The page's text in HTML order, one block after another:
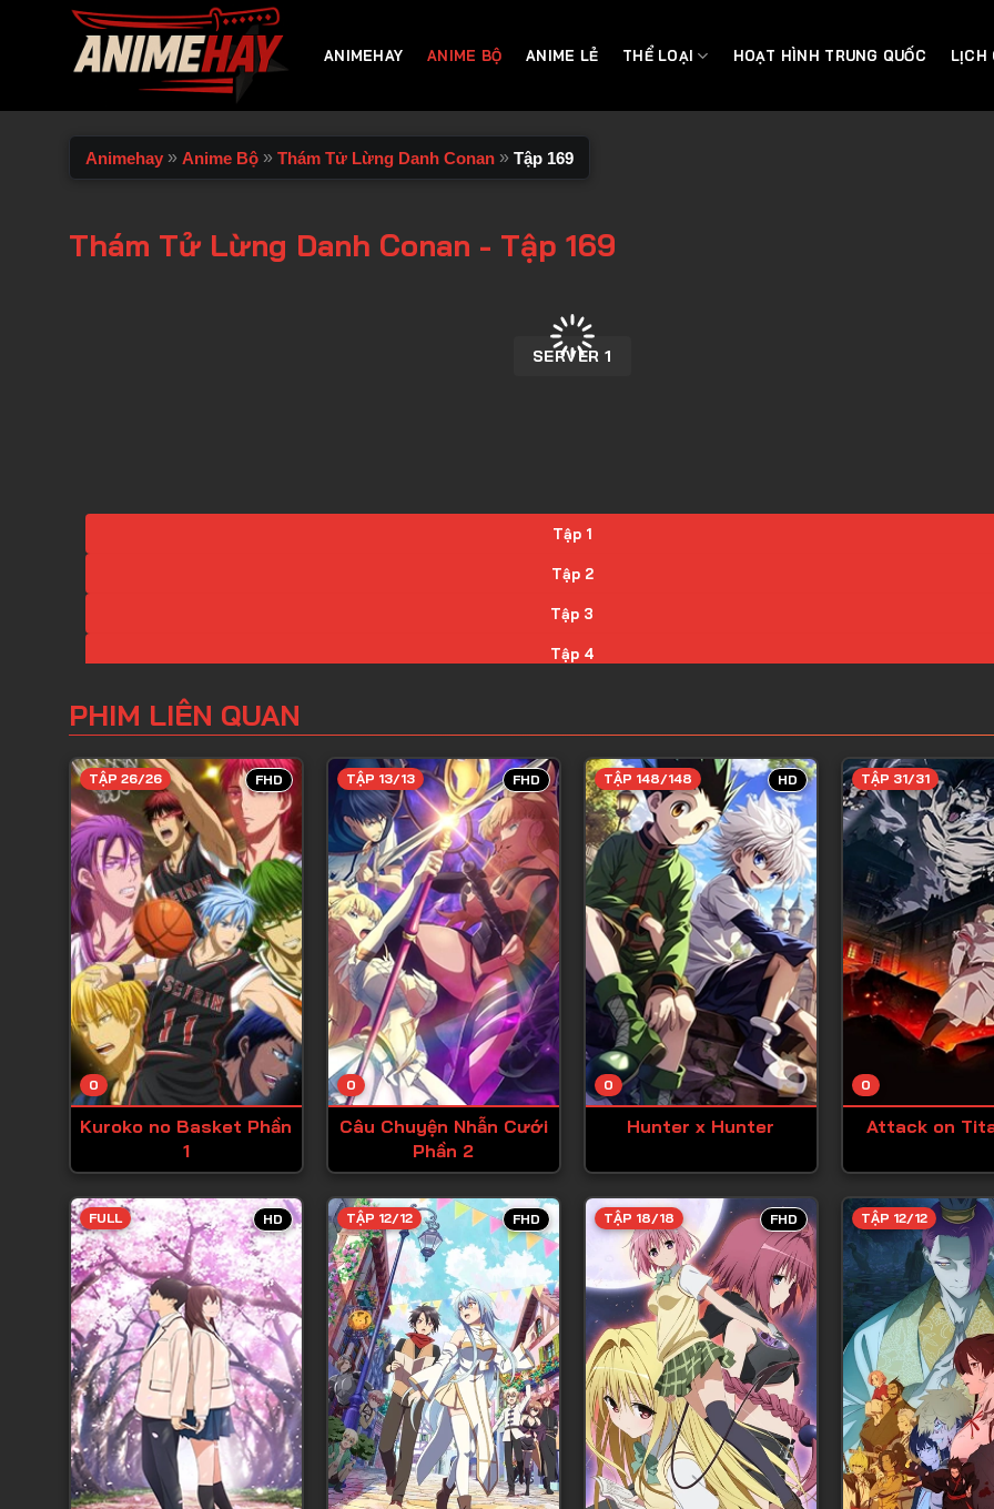
ANIMEHAY ANIME BỘ ANIME LẺ THỂ LOẠI HOẠT HÌNH TRUNG QUỐC LỊCH
Animehay » Anime Bộ » Thám Tử Lừng Danh Conan » Tập 169
Thám Tử Lừng Danh Conan - Tập 169
SERVER 1
Tập 1
Tập 2
Tập 3
Tập 4
Tập 6
Tập 7
Tập 8
Tập 9
Tập 10
Tập 11
Tập 12
Tập 13
Tập 14
Tập 15
Tập 16
Tập 17
Tập 18
Tập 19
Tập 20
Tập 21
Tập 22
Tập 23
Tập 24
Tập 25
PHIM LIÊN QUAN
FHD
0
TẬP 26/26
Kuroko no Basket Phần
1
FHD
0
TẬP 13/13
Câu Chuyện Nhẫn Cưới
Phần 2
HD
0
TẬP 148/148
Hunter x Hunter
0
TẬP 31/31
Attack on
HD
FULL FHD
TẬP 12/12 FHD
TẬP 18/18 TẬP 12/12